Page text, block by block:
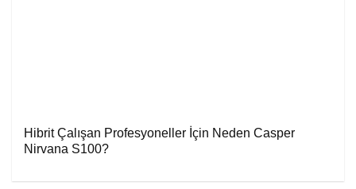
Hibrit Çalışan Profesyoneller İçin Neden Casper
Nirvana S100?